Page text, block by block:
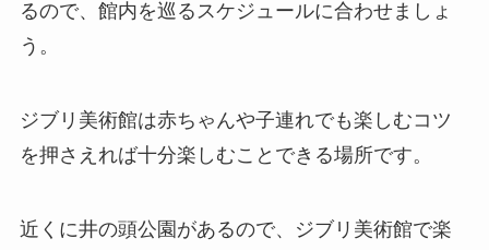
るので、館内を巡るスケジュールに合わせましょ
う。
ジブリ美術館は赤ちゃんや子連れでも楽しむコツ
を押さえれば十分楽しむことできる場所です。
近くに井の頭公園があるので、ジブリ美術館で楽